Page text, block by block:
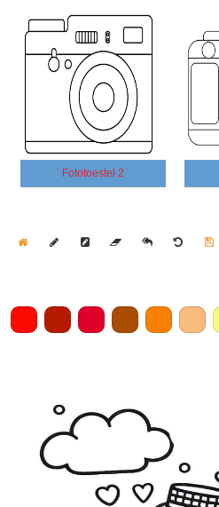
Fototoestel 2